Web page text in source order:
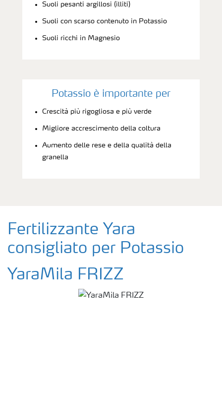
Suoli pesanti argillosi (illiti)
Suoli con scarso contenuto in Potassio
Suoli ricchi in Magnesio
Potassio è importante per
Crescità più rigogliosa e più verde
Migliore accrescimento della coltura
Aumento delle rese e della qualità della
granella
Fertilizzante Yara
consigliato per Potassio
YaraMila FRIZZ